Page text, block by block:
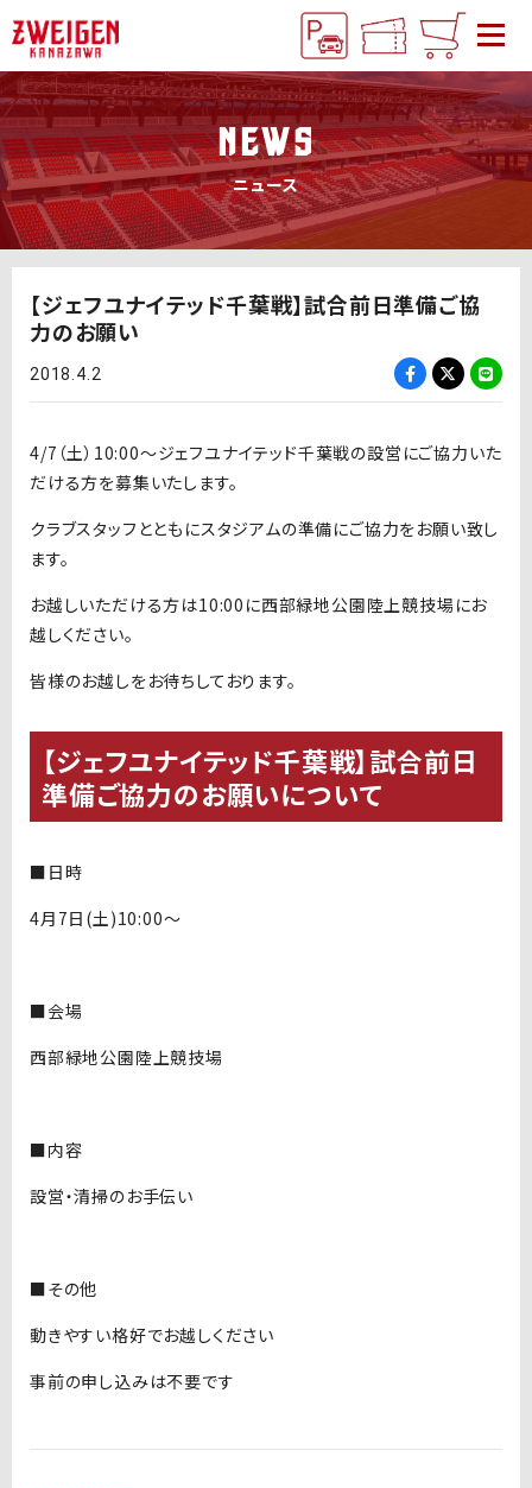
NEWS
ニュース
【ジェフユナイテッド千葉戦】試合前日準備ご協
力のお願い
2018.4.2
4/7（土）10:00〜ジェフユナイテッド千葉戦の設営にご協力いた
だける方を募集いたします。
クラブスタッフとともにスタジアムの準備にご協力をお願い致し
ます。
お越しいただける方は10:00に西部緑地公園陸上競技場にお
越しください。
皆様のお越しをお待ちしております。
【ジェフユナイテッド千葉戦】試合前日
準備ご協力のお願いについて
■日時
4月7日(土)10:00〜
■会場
西部緑地公園陸上競技場
■内容
設営・清掃のお手伝い
■その他
動きやすい格好でお越しください
事前の申し込みは不要です